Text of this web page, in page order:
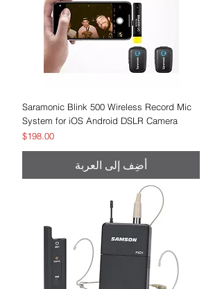
Saramonic Blink 500 Wireless Record Mic
System for iOS Android DSLR Camera
السعر
$198.00
أضِف إلى العربة